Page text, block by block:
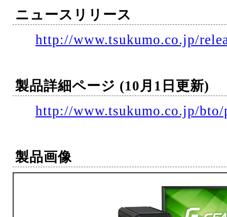
ニュースリリース
http://www.tsukumo.co.jp/
製品詳細ページ (10月1日更新)
http://www.tsukumo.co.jp/
製品画像